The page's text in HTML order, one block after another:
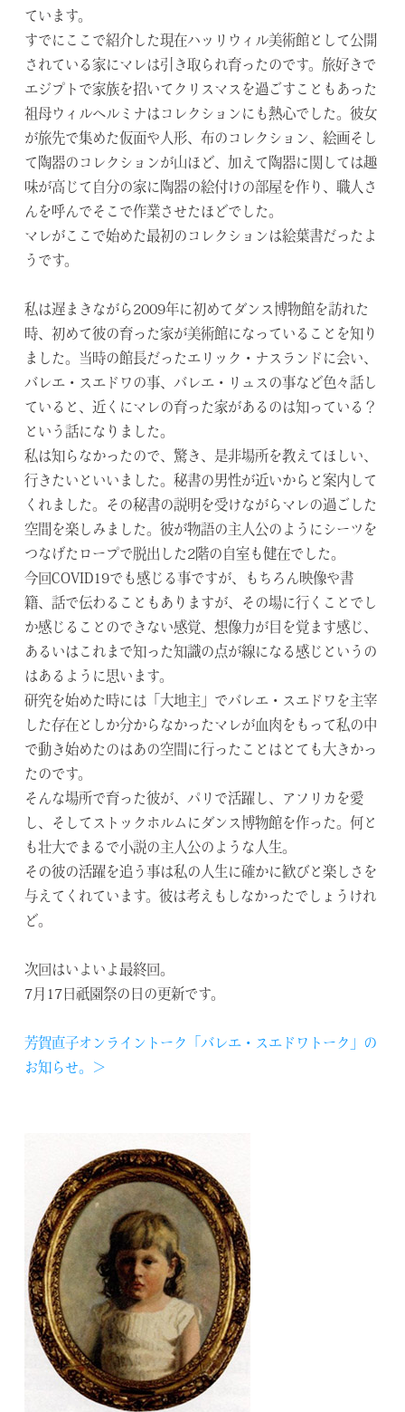
ています。
すでにここで紹介した現在ハッリウィル美術館として公開
されている家にマレは引き取られ育ったのです。旅好きで
エジプトで家族を招いてクリスマスを過ごすこともあった
祖母ウィルヘルミナはコレクションにも熱心でした。彼女
が旅先で集めた仮面や人形、布のコレクション、絵画そし
て陶器のコレクションが山ほど、加えて陶器に関しては趣
味が高じて自分の家に陶器の絵付けの部屋を作り、職人さ
んを呼んでそこで作業させたほどでした。
マレがここで始めた最初のコレクションは絵葉書だったよ
うです。
私は遅まきながら2009年に初めてダンス博物館を訪れた
時、初めて彼の育った家が美術館になっていることを知り
ました。当時の館長だったエリック・ナスランドに会い、
バレエ・スエドワの事、バレエ・リュスの事など色々話し
ていると、近くにマレの育った家があるのは知っている？
という話になりました。
私は知らなかったので、驚き、是非場所を教えてほしい、
行きたいといいました。秘書の男性が近いからと案内して
くれました。その秘書の説明を受けながらマレの過ごした
空間を楽しみました。彼が物語の主人公のようにシーツを
つなげたロープで脱出した2階の自室も健在でした。
今回COVID19でも感じる事ですが、もちろん映像や書
籍、話で伝わることもありますが、その場に行くことでし
か感じることのできない感覚、想像力が目を覚ます感じ、
あるいはこれまで知った知識の点が線になる感じというの
はあるように思います。
研究を始めた時には「大地主」でバレエ・スエドワを主宰
した存在としか分からなかったマレが血肉をもって私の中
で動き始めたのはあの空間に行ったことはとても大きかっ
たのです。
そんな場所で育った彼が、パリで活躍し、アフリカを愛
し、そしてストックホルムにダンス博物館を作った。何と
も壮大でまるで小説の主人公のような人生。
その彼の活躍を追う事は私の人生に確かに歓びと楽しさを
与えてくれています。彼は考えもしなかったでしょうけれ
ど。
次回はいよいよ最終回。
7月17日祇園祭の日の更新です。
芳賀直子オンライントーク「バレエ・スエドワトーク」の
お知らせ。＞